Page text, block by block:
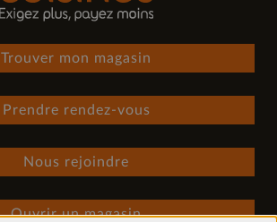
Trouver mon magasin
Prendre rendez-vous
Nous rejoindre
Ouvrir un magasin